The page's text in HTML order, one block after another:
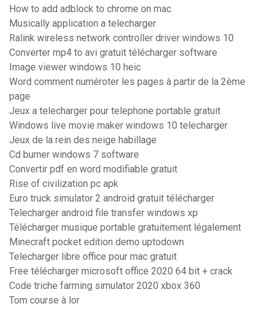
How to add adblock to chrome on mac
Musically application a telecharger
Ralink wireless network controller driver windows 10
Converter mp4 to avi gratuit télécharger software
Image viewer windows 10 heic
Word comment numéroter les pages à partir de la 2ème
page
Jeux a telecharger pour telephone portable gratuit
Windows live movie maker windows 10 telecharger
Jeux de la rein des neige habillage
Cd burner windows 7 software
Convertir pdf en word modifiable gratuit
Rise of civilization pc apk
Euro truck simulator 2 android gratuit télécharger
Telecharger android file transfer windows xp
Télécharger musique portable gratuitement légalement
Minecraft pocket edition demo uptodown
Telecharger libre office pour mac gratuit
Free télécharger microsoft office 2020 64 bit + crack
Code triche farming simulator 2020 xbox 360
Tom course à lor